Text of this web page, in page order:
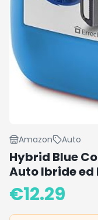
Amazon Auto
Hybrid Blue
Auto Ibride ed
€12.29